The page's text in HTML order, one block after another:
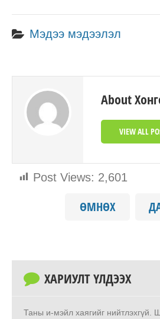
Post Views: 2,601
Мэдээ мэдээлэл
About
VIEW ALL
ӨМНӨХ
ХАРИУЛТ ҮЛДЭЭХ
Таны и-мэйл хаягийг нийтлэхгүй.